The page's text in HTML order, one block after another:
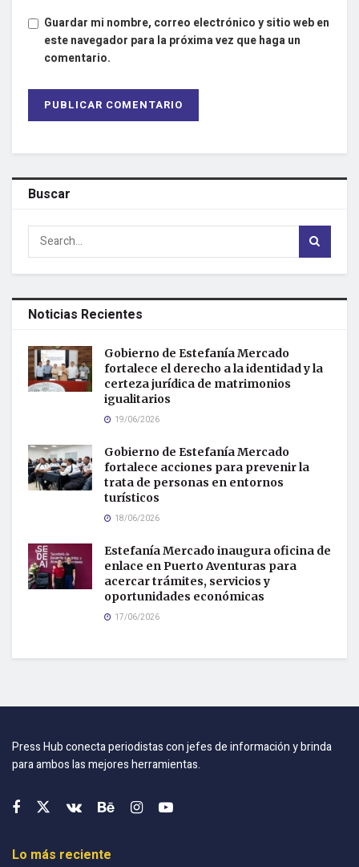
Guardar mi nombre, correo electrónico y sitio web en
este navegador para la próxima vez que haga un
comentario.
Buscar
Noticias Recientes
Gobierno de Estefanía Mercado
fortalece el derecho a la identidad y la
certeza jurídica de matrimonios
igualitarios
19/06/2026
Gobierno de Estefanía Mercado
fortalece acciones para prevenir la
trata de personas en entornos
turísticos
18/06/2026
Estefanía Mercado inaugura oficina de
enlace en Puerto Aventuras para
acercar trámites, servicios y
oportunidades económicas
17/06/2026
Press Hub conecta periodistas con jefes de información y brinda
para ambos las mejores herramientas.
Lo más reciente